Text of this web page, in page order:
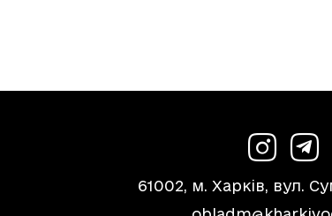
61002, м. Харків, вул.